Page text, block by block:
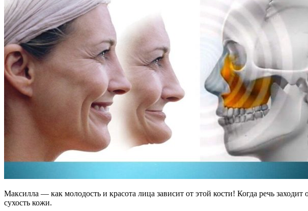
Максилла — как молодость и красота лица зависит от этой кости! Когда речь
сухость кожи.